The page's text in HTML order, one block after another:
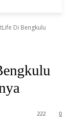
Di Bengkulu
0
222